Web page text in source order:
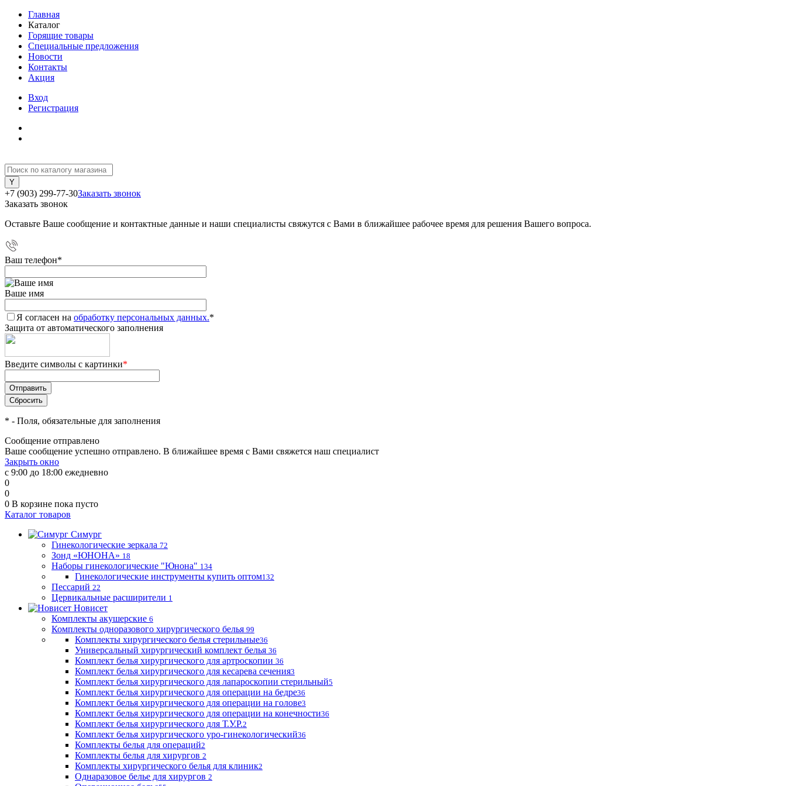
Главная
Каталог
Горящие товары
Специальные предложения
Новости
Контакты
Акция
Вход
Регистрация
+7 (903) 299-77-30Заказать звонок
Заказать звонок
Оставьте Ваше сообщение и контактные данные и наши специалисты свяжутся с Вами в ближайшее рабочее время для решения Вашего вопроса.
Ваш телефон*
Ваше имя
Я согласен на обработку персональных данных.*
Защита от автоматического заполнения
Введите символы с картинки*
* - Поля, обязательные для заполнения
Сообщение отправлено
Ваше сообщение успешно отправлено. В ближайшее время с Вами свяжется наш специалист
Закрыть окно
с 9:00 до 18:00 ежедневно
0
0
0 В корзине пока пусто
Каталог товаров
Симург
Гинекологические зеркала 72
Зонд «ЮНОНА» 18
Наборы гинекологические "Юнона" 134
Гинекологические инструменты купить оптом132
Пессарий 22
Цервикальные расширители 1
Новисет
Комплекты акушерские 6
Комплекты одноразового хирургического белья 99
Комплекты хирургического белья стерильные36
Универсальный хирургический комплект белья 36
Комплект белья хирургического для артроскопии 36
Комплект белья хирургического для кесарева сечения3
Комплект белья хирургического для лапароскопии стерильный5
Комплект белья хирургического для операции на бедре36
Комплект белья хирургического для операции на голове3
Комплект белья хирургического для операции на конечности36
Комплект белья хирургического для Т.У.Р.2
Комплект белья хирургического уро-гинекологический36
Комплекты белья для операций2
Комплекты белья для хирургов 2
Комплекты хирургического белья для клиник2
Однаразовое белье для хирургов 2